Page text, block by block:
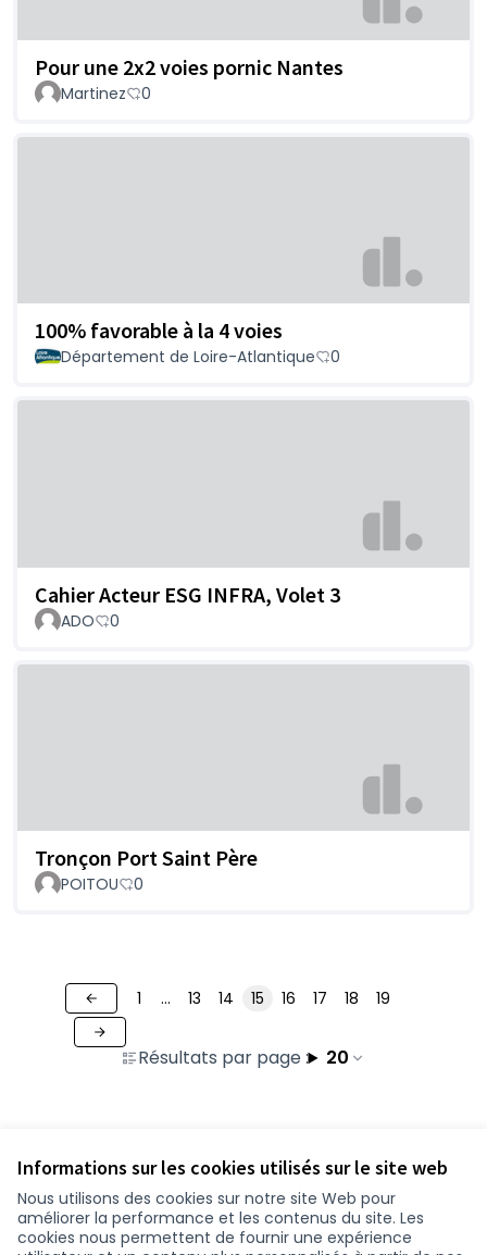
Informations sur les cookies utilisés sur le site web
Nous utilisons des cookies sur notre site Web pour
améliorer la performance et les contenus du site. Les
cookies nous permettent de fournir une expérience
Pour une 2x2 voies pornic Nantes
Martinez 0
100% favorable à la 4 voies
Département de Loire-Atlantique 0
Cahier Acteur ESG INFRA, Volet 3
ADO 0
Tronçon Port Saint Père
POITOU 0
Résultats par page : 20
1 … 13 14 15 16 17 18 19
Conditions d'utilisation
Paramètres des cookies